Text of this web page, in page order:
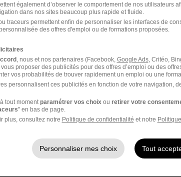
- 34 Alternance 12,31 € / heure
jours
de Vie en Alternance H/F
le-Lez - 34 12,31 - 12,41 € / heure
également d’observer le comportement de nos utilisateurs
dans nos sites beaucoup plus rapide et fluide.
traceurs permettent enfin de personnaliser les interfaces de
des offres d'emploi ou de formations proposées.
, nous et nos partenaires (Facebook, Google Ads, Critéo,
proposer des publicités pour des offres d’emploi ou des
vos probabilités de trouver rapidement un emploi ou une
personnalisent ces publicités en fonction de votre navigation,
tout moment paramétrer vos choix ou retirer votre
" en bas de page.
plus, consultez notre Politique de confidentialité et notre
Personnaliser mes choix Tout